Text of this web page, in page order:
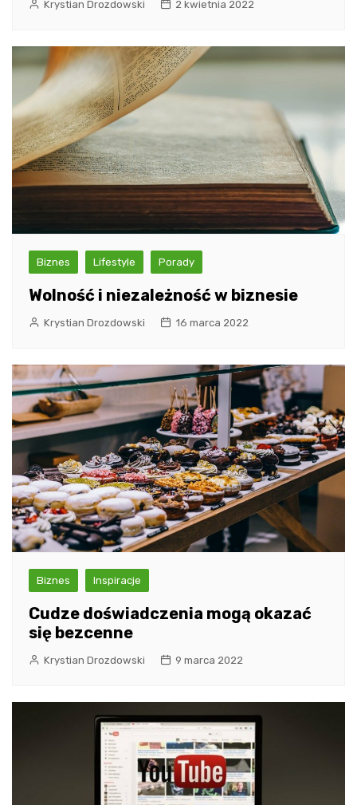
Krystian Drozdowski 2 kwietnia 2022
Biznes Lifestyle Porady
Wolność i niezależność w biznesie
Krystian Drozdowski 16 marca 2022
Biznes Inspiracje
Cudze doświadczenia mogą okazać
się bezcenne
Krystian Drozdowski 9 marca 2022